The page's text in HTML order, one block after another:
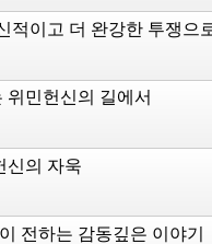
적이고 더 완강한 투쟁으
위민헌신의 길에서
신의 자욱
전하는 감동깊은 이야기